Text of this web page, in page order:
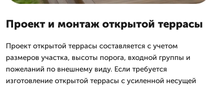
Проект и монтаж открытой террасы
Проект открытой террасы составляется с учетом
размеров участка, высоты порога, входной группы и
пожеланий по внешнему виду. Если требуется
изготовление открытой террасы с усиленной несущей